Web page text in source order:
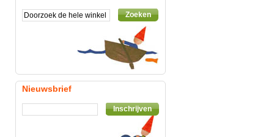
Zoeken
Nieuwsbrief
Inschrijven